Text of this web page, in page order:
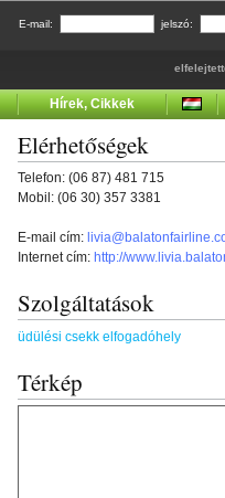
E-mail: jelszó:
Hírek, Cikkek
Elérhetőségek
Telefon: (06 87) 481 715
Mobil: (06 30) 357 3381
E-mail cím:
Internet cím: http://
Szolgáltatások
üdülési csekk elfogadóhely
Térkép